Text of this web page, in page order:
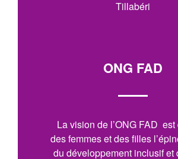
Tillabéri
ONG FAD
La vision de l’ONG FAD
des femmes et des filles
du développement inclusif et